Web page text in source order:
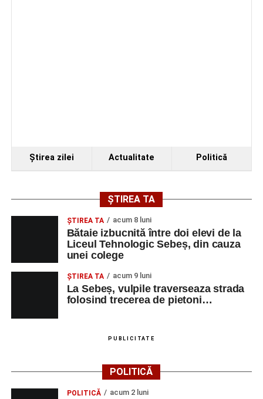
Ştirea zilei Actualitate Politică
ȘTIREA TA
ŞTIREA TA acum 8 luni
Bătaie izbucnită între doi elevi de la
Liceul Tehnologic Sebeș, din cauza
unei colege
ŞTIREA TA acum 9 luni
La Sebeș, vulpile traverseaza strada
folosind trecerea de pietoni…
PUBLICITATE
POLITICĂ
POLITICĂ acum 2 luni